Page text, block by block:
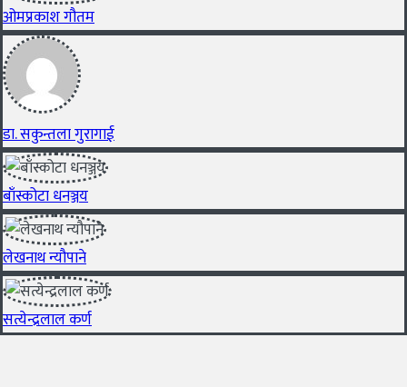
ओमप्रकाश गौतम
डा. सकुन्तला गुरागाई
बाँस्कोटा धनञ्जय
लेखनाथ न्यौपाने
सत्येन्द्रलाल कर्ण